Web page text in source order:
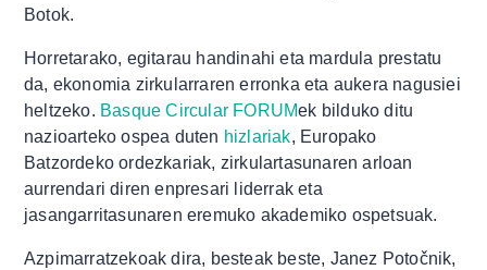
Botok.
Horretarako, egitarau handinahi eta mardula prestatu
da, ekonomia zirkularraren erronka eta aukera nagusiei
heltzeko. Basque Circular FORUMek bilduko ditu
nazioarteko ospea duten hizlariak, Europako
Batzordeko ordezkariak, zirkulartasunaren arloan
aurrendari diren enpresari liderrak eta
jasangarritasunaren eremuko akademiko ospetsuak.
Azpimarratzekoak dira, besteak beste, Janez Potočnik,